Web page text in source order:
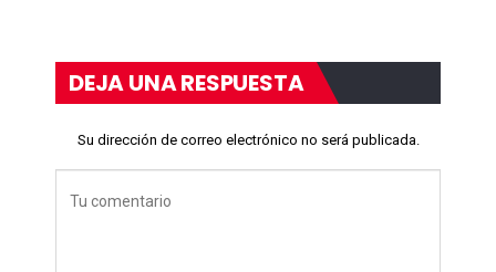
DEJA UNA RESPUESTA
Su dirección de correo electrónico no será publicada.